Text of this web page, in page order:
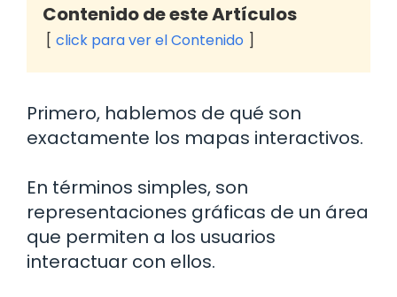
Contenido de este Artículos
click para ver el Contenido
Primero, hablemos de qué son
exactamente los mapas interactivos.
En términos simples, son
representaciones gráficas de un área
que permiten a los usuarios
interactuar con ellos.